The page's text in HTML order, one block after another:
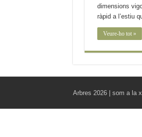
dimensions
ràpid a l’estiu
Veure-ho tot »
Arbres 2026 | som a la